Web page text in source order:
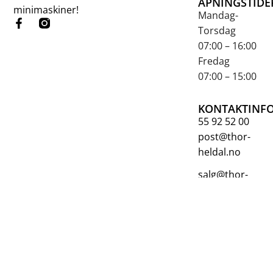
minimaskiner!
Mandag-
Torsdag
07:00 – 16:00
Fredag
07:00 – 15:00
55 92 52 00
post@thor-
heldal.no
salg@thor-